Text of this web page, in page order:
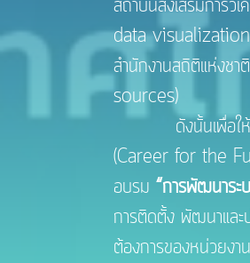
สถาบันส่งเสริมการ
data visualization
สำนักงานสถิติแห่งช
sources)
ดังนั้นเพื่อให้เกิด
(Career for the
อบรม “การพัฒนาร
การติดตั้ง พัฒนาแล
ต้องการของหน่วยงาน